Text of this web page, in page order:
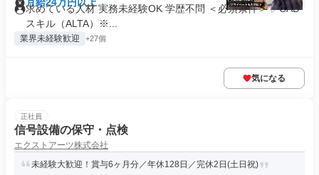
求めている人材 実務未経験OK 学歴不問 ＜必須条件＞ ✅CAD
スキル（ALTA）※...
業界未経験歓迎 +27個
気になる
正社員
信号設備の保守・点検
エクストアーツ株式会社
未経験大歓迎！賞与6ヶ月分／年休128日／完休2日(土日祝)